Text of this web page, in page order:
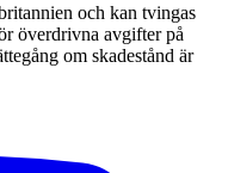
och kan tvingas
överdrivna avgifter på
om skadestånd är